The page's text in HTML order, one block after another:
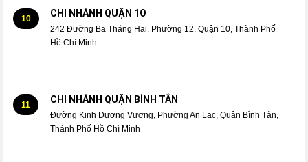
10 CHI NHÁNH QUẬN 1O
242 Đường Ba Tháng Hai, Phường 12, Quận 10, Thành Phố
Hồ Chí Minh
11 CHI NHÁNH QUẬN BÌNH TÂN
Đường Kinh Dương Vương, Phường An Lạc, Quận Bình Tân,
Thành Phố Hồ Chí Minh